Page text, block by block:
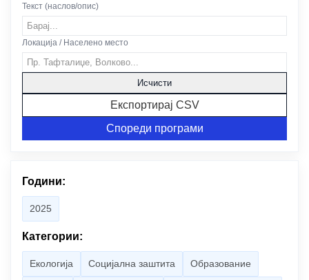
Текст (наслов/опис)
Локација / Населено место
Исчисти
Експортирај CSV
Спореди програми
Години:
2025
Категории:
Екологија Социјална заштита Образование